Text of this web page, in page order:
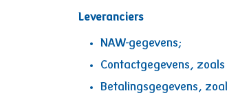
Leveranciers
NAW-gegevens;
Contactgegevens,
Betalingsgegevens,